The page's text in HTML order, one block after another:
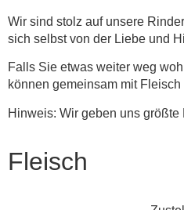
Wir sind stolz auf unsere
sich selbst von der Liebe und
Falls Sie etwas weiter weg
können gemeinsam mit
Hinweis: Wir geben uns
Fleisch